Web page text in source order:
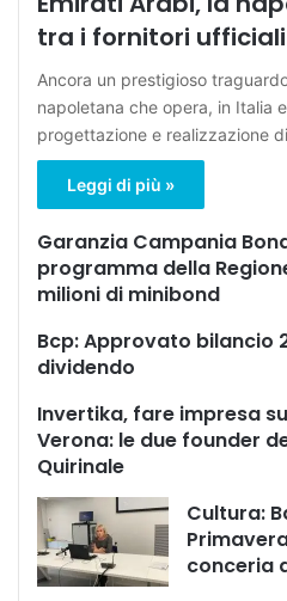
tra i fornitori ufficiali
Ancora un prestigioso
napoletana che opera, in Italia
progettazione e realizzazione
Leggi di più »
Garanzia Campania
programma della
milioni di minibond
Bcp: Approvato bilancio
dividendo
Invertika, fare impresa
Verona: le due founder
Quirinale
Cultura:
conceria